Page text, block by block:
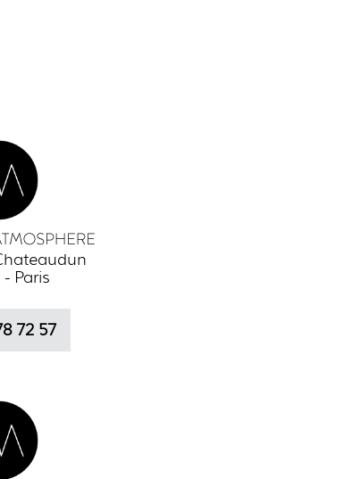
Paris
72 57